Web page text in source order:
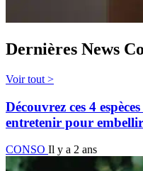
Dernières News
Voir tout >
Découvrez ces 4
entretenir pour
CONSO Il y a 2 ans